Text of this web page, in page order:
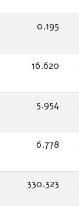
0.195
16.620
5.954
6.778
330.323